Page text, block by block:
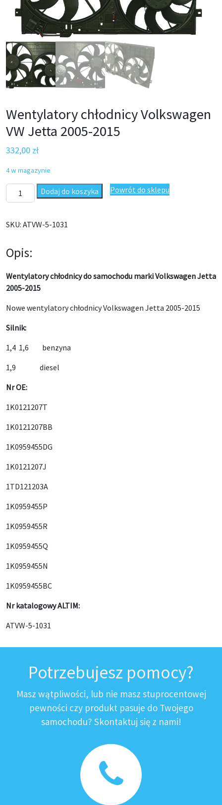
Wentylatory chłodnicy Volkswagen
VW Jetta 2005-2015
332,00 zł
4 w magazynie
ilość Wentylatory chłodnicy Volkswagen VW Jetta 2005-2015
Dodaj do koszyka Powrót do sklepu
SKU: ATVW-5-1031
Opis:
Wentylatory chłodnicy do samochodu marki Volkswagen Jetta
2005-2015
Nowe wentylatory chłodnicy Volkswagen Jetta 2005-2015
Silnik:
1,4 1,6 benzyna
1,9 diesel
Nr OE:
1K0121207T
1K0121207BB
1K0959455DG
1K0121207J
1TD121203A
1K0959455P
1K0959455R
1K0959455Q
1K0959455N
1K0959455BC
Nr katalogowy ALTIM:
ATVW-5-1031
Potrzebujesz pomocy?
Masz wątpliwości, lub nie masz stuprocentowej
pewności czy produkt pasuje do Twojego
samochodu? Skontaktuj się z nami!